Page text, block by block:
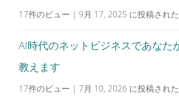
17件のビュー | 9月 17, 2025 に投稿された
AI時代のネットビジネスであなた
教えます
17件のビュー | 7月 10, 2026 に投稿された